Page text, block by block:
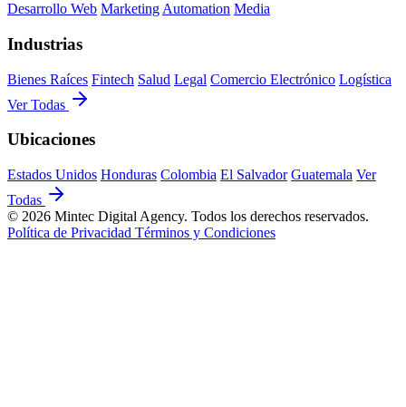
Desarrollo Web Marketing Automation Media
Industrias
Bienes Raíces Fintech Salud Legal Comercio Electrónico Logística
Ver Todas
Ubicaciones
Estados Unidos Honduras Colombia El Salvador Guatemala Ver
Todas
© 2026 Mintec Digital Agency. Todos los derechos reservados.
Política de Privacidad Términos y Condiciones